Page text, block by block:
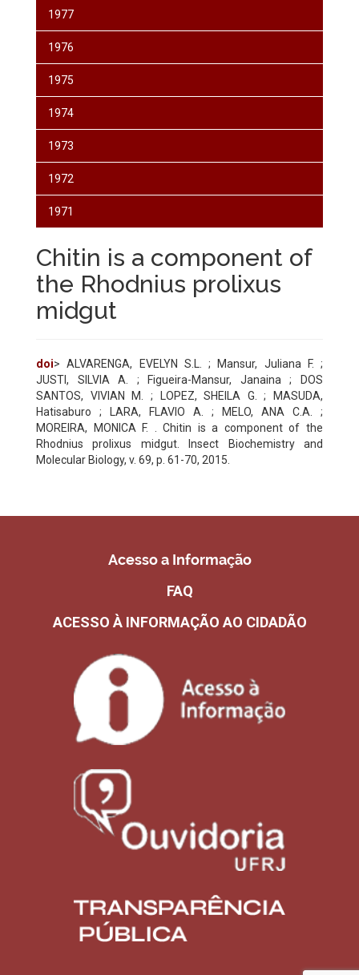
1977
1976
1975
1974
1973
1972
1971
Chitin is a component of
the Rhodnius prolixus
midgut
doi> ALVARENGA, EVELYN S.L. ; Mansur, Juliana F. ;
JUSTI, SILVIA A. ; Figueira-Mansur, Janaina ; DOS
SANTOS, VIVIAN M. ; LOPEZ, SHEILA G. ; MASUDA,
Hatisaburo ; LARA, FLAVIO A. ; MELO, ANA C.A. ;
MOREIRA, MONICA F. . Chitin is a component of the
Rhodnius prolixus midgut. Insect Biochemistry and
Molecular Biology, v. 69, p. 61-70, 2015.
Acesso a Informação
FAQ
ACESSO À INFORMAÇÃO AO CIDADÃO